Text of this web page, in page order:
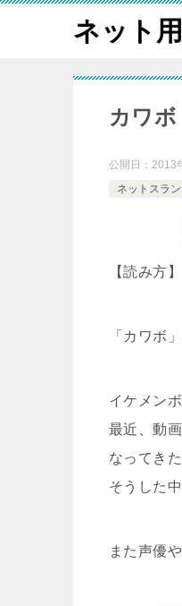
ネット
カワボ
公開日： 2013
ネットスラ
【読み方
「カワボ
イケメン
最近、動
なってきた
そうした
また声優